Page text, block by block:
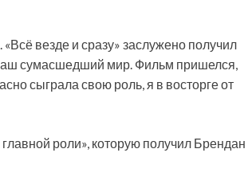
везде и сразу» заслужено получил
сумасшедший мир. Фильм пришелся,
сыграла свою роль, я в восторге от
роли», которую получил Брендан